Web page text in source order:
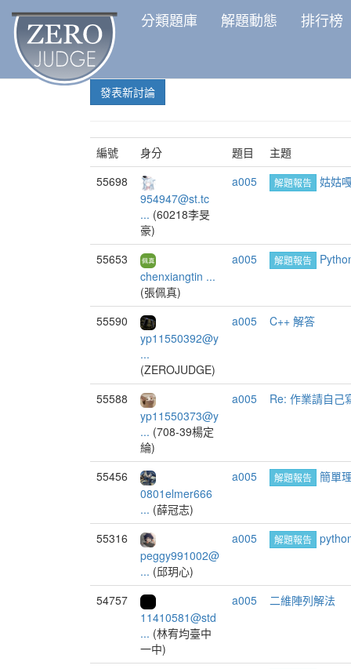
分類題庫 解題動態 排行榜
發表新討論
編號 身分 題目
主題
55698
954947@st.tc
... (60218李旻
豪)
a005 解題報告 姑姑
55653
chenxiangtin ...
(張佩真)
a005 解題報告
55590
yp11550392@y
...
(ZEROJUDGE)
a005 C++ 解答
55588
yp11550373@y
... (708-39楊定
綸)
a005 Re: 作業請自己
55456
0801elmer666
... (薛冠志)
a005 解題報告 簡單
55316
peggy991002@
... (邱玥心)
a005 解題報告
54757
11410581@std
... (林宥均臺中
一中)
a005 二維陣列解法